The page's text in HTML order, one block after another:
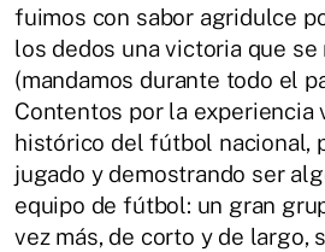
fuimos con sabor agridulce
los dedos una victoria que
(mandamos durante todo el
Contentos por la experiencia
histórico del fútbol nacional,
jugado y demostrando ser
equipo de fútbol: un gran
vez más, de corto y de largo,